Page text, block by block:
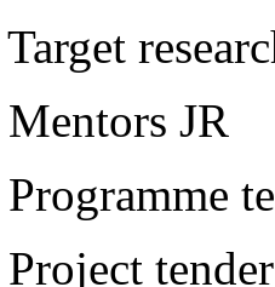
JR
tender